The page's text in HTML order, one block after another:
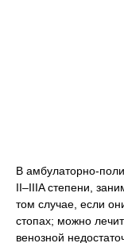
В амбулаторно-
II–IIIA степени,
том случае, если
стопах; можно
венозной